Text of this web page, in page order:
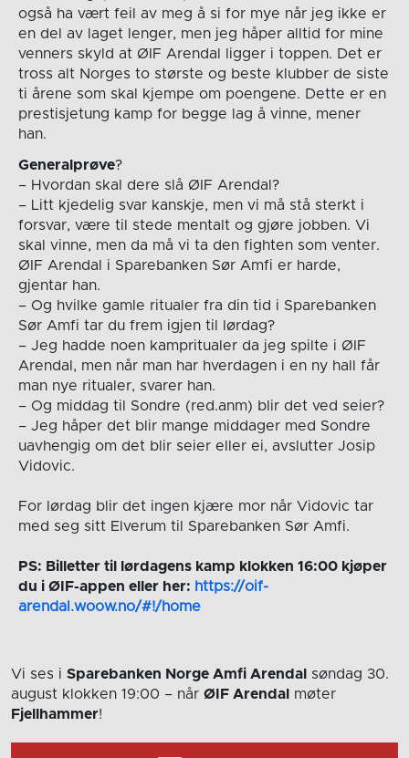
også ha vært feil av meg å si for mye når jeg ikke er
en del av laget lenger, men jeg håper alltid for mine
venners skyld at ØIF Arendal ligger i toppen. Det er
tross alt Norges to største og beste klubber de siste
ti årene som skal kjempe om poengene. Dette er en
prestisjetung kamp for begge lag å vinne, mener
han.
Generalprøve?
– Hvordan skal dere slå ØIF Arendal?
– Litt kjedelig svar kanskje, men vi må stå sterkt i
forsvar, være til stede mentalt og gjøre jobben. Vi
skal vinne, men da må vi ta den fighten som venter.
ØIF Arendal i Sparebanken Sør Amfi er harde,
gjentar han.
– Og hvilke gamle ritualer fra din tid i Sparebanken
Sør Amfi tar du frem igjen til lørdag?
– Jeg hadde noen kampritualer da jeg spilte i ØIF
Arendal, men når man har hverdagen i en ny hall får
man nye ritualer, svarer han.
– Og middag til Sondre (red.anm) blir det ved seier?
– Jeg håper det blir mange middager med Sondre
uavhengig om det blir seier eller ei, avslutter Josip
Vidovic.
For lørdag blir det ingen kjære mor når Vidovic tar
med seg sitt Elverum til Sparebanken Sør Amfi.
PS: Billetter til lørdagens kamp klokken 16:00 kjøper
du i ØIF-appen eller her: https://oif-
arendal.woow.no/#!/home
Vi ses i Sparebanken Norge Amfi Arendal
søndag 30.
august klokken 19:00 – når ØIF Arendal
møter
Fjellhammer!